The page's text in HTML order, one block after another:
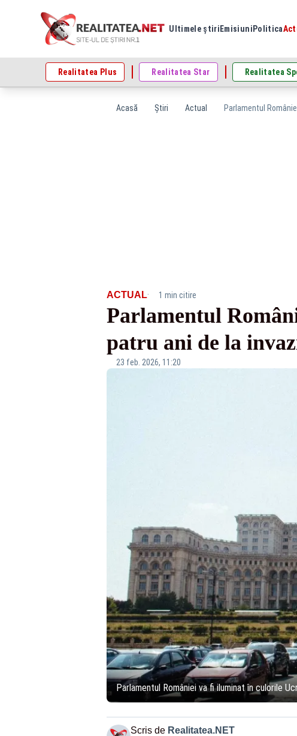
Ultimele știri Emisiuni Politica
Realitatea Plus Realitatea Star Realitatea
Acasă Știri Actual Parlamentul
ACTUAL· 1 min citire
Parlamentul
patru ani de la
23 feb. 2026, 11:20
Parlamentul României va fi iluminat în culorile
Scris de Realitatea.NET